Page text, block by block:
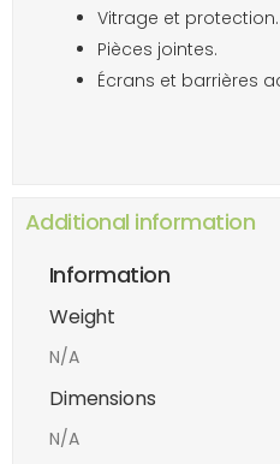
Vitrage et protection.
Pièces jointes.
Écrans et barrières
Additional information
Information
Weight
N/A
Dimensions
N/A